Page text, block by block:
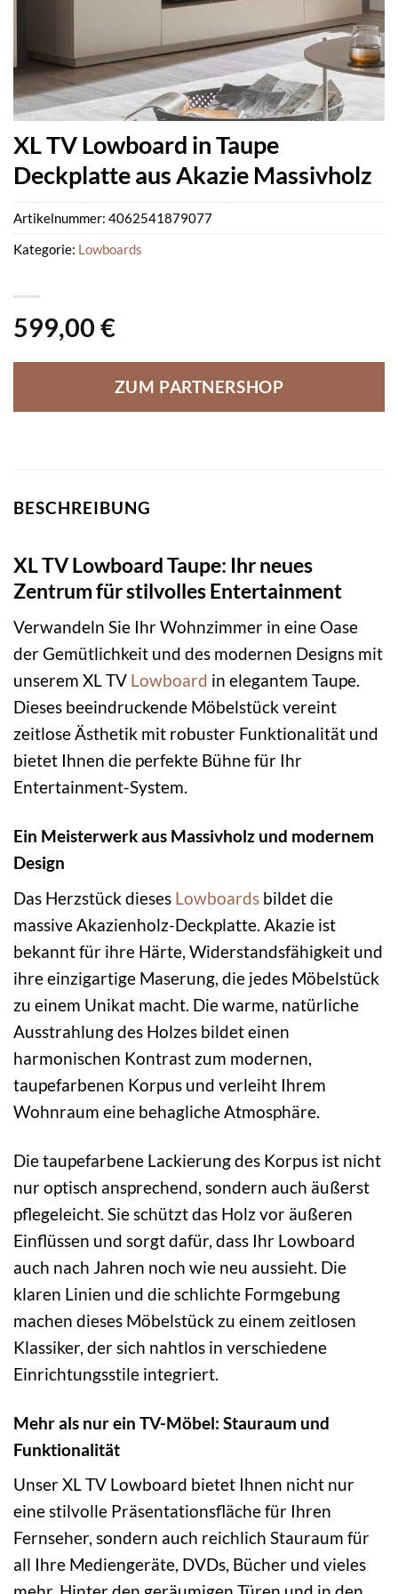
XL TV Lowboard in Taupe
Deckplatte aus Akazie Massivholz
599,00 €
ZUM PARTNERSHOP
Artikelnummer: 4062541879077
Kategorie: Lowboards
BESCHREIBUNG
XL TV Lowboard Taupe: Ihr neues
Zentrum für stilvolles Entertainment
Verwandeln Sie Ihr Wohnzimmer in eine Oase
der Gemütlichkeit und des modernen Designs mit
unserem XL TV Lowboard in elegantem Taupe.
Dieses beeindruckende Möbelstück vereint
zeitlose Ästhetik mit robuster Funktionalität und
bietet Ihnen die perfekte Bühne für Ihr
Entertainment-System.
Ein Meisterwerk aus Massivholz und modernem
Design
Das Herzstück dieses Lowboards bildet die
massive Akazienholz-Deckplatte. Akazie ist
bekannt für ihre Härte, Widerstandsfähigkeit und
ihre einzigartige Maserung, die jedes Möbelstück
zu einem Unikat macht. Die warme, natürliche
Ausstrahlung des Holzes bildet einen
harmonischen Kontrast zum modernen,
taupefarbenen Korpus und verleiht Ihrem
Wohnraum eine behagliche Atmosphäre.
Die taupefarbene Lackierung des Korpus ist nicht
nur optisch ansprechend, sondern auch äußerst
pflegeleicht. Sie schützt das Holz vor äußeren
Einflüssen und sorgt dafür, dass Ihr Lowboard
auch nach Jahren noch wie neu aussieht. Die
klaren Linien und die schlichte Formgebung
machen dieses Möbelstück zu einem zeitlosen
Klassiker, der sich nahtlos in verschiedene
Einrichtungsstile integriert.
Mehr als nur ein TV-Möbel: Stauraum und
Funktionalität
Unser XL TV Lowboard bietet Ihnen nicht nur
eine stilvolle Präsentationsfläche für Ihren
Fernseher, sondern auch reichlich Stauraum für
all Ihre Mediengeräte, DVDs, Bücher und vieles